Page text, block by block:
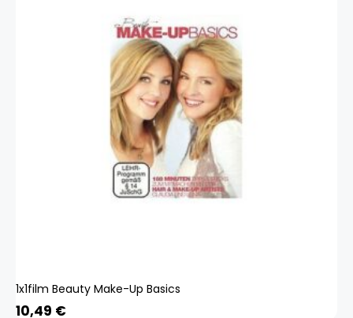
1x1film Beauty Make-Up Basics
10,49 €